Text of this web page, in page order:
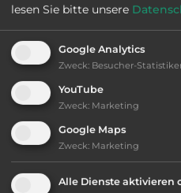
Ausstattung:
Klassifizierung:
lesen Sie bitte unsere
Google Analytics
Zweck: Besucher-
YouTube
Zweck: Marketing
Google Maps
Zweck: Marketing
Alle Dienste aktivieren